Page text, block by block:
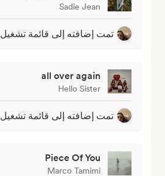
Sadie Jean
تمت إضافته إلى قائمة تشغيل
all over again
Hello Sister
تمت إضافته إلى قائمة تشغيل
Piece Of You
Marco Tamimi